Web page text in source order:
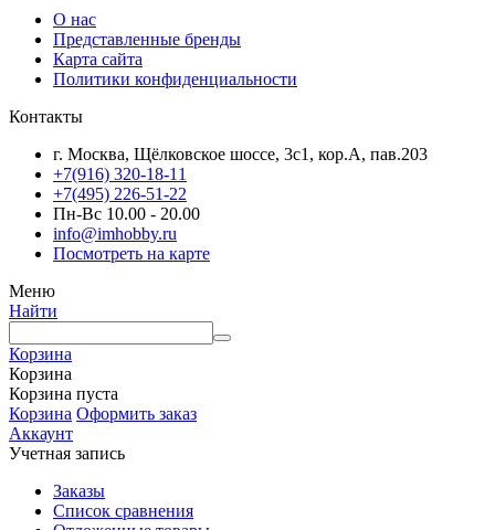
О нас
Представленные бренды
Карта сайта
Политики конфиденциальности
Контакты
г. Москва, Щёлковское шоссе, 3с1, кор.А, пав.203
+7(916) 320-18-11
+7(495) 226-51-22
Пн-Вс 10.00 - 20.00
info@imhobby.ru
Посмотреть на карте
Меню
Найти
Корзина
Корзина
Корзина пуста
Корзина Оформить заказ
Аккаунт
Учетная запись
Заказы
Список сравнения